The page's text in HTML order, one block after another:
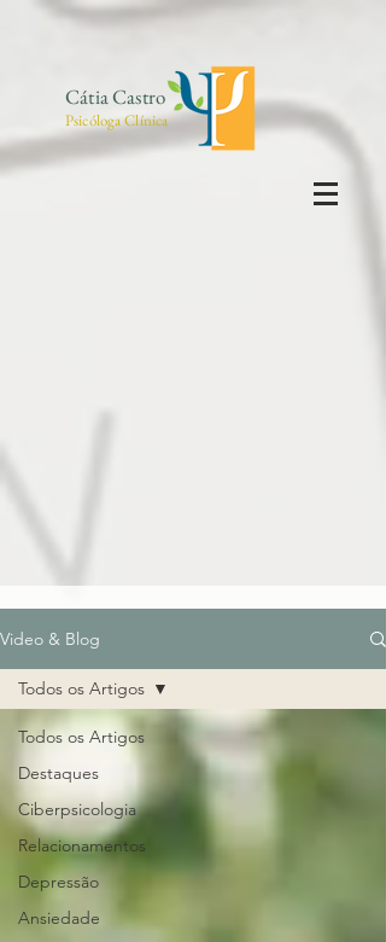
Psicóloga Clínica
Cátia Castro
Video & Blog
Todos os Artigos
Destaques
Ciberpsicologia
Relacionamentos
Depressão
Ansiedade
Todos os Artigos